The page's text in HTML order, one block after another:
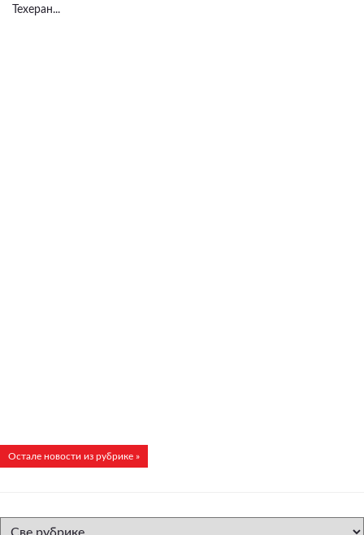
Техеран...
Остале новости из рубрике »